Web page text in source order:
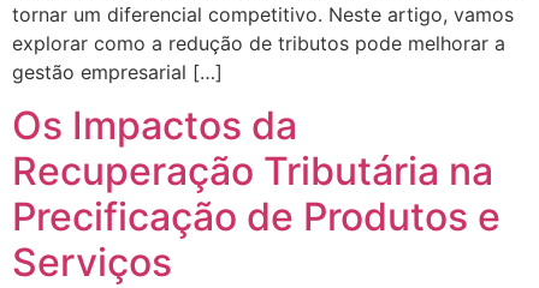
tornar um diferencial competitivo. Neste artigo, vamos
explorar como a redução de tributos pode melhorar a
gestão empresarial […]
Os Impactos da
Recuperação Tributária na
Precificação de Produtos e
Serviços